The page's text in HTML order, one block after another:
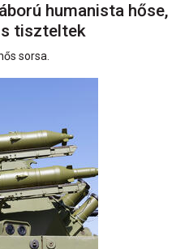
humanista hőse,
tiszteltek
sorsa.